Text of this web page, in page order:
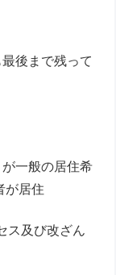
後まで残って
一般の居住希
が居住
ス及び改ざん